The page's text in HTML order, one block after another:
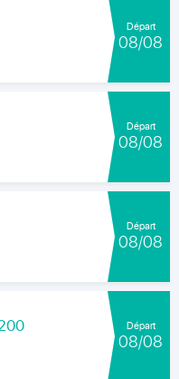
Départ
08/08
Départ
08/08
Départ
08/08
Départ
08/08